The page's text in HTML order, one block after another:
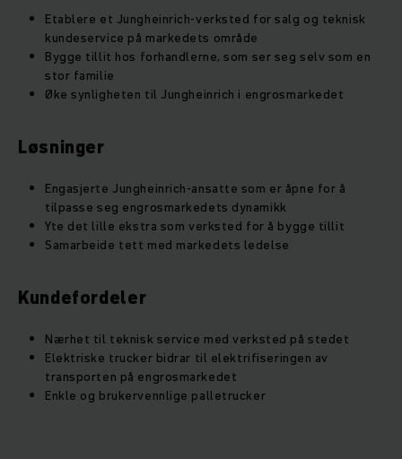
Etablere et Jungheinrich-verksted for salg og teknisk
kundeservice på markedets område
Bygge tillit hos forhandlerne, som ser seg selv som en
stor familie
Øke synligheten til Jungheinrich i engrosmarkedet
Løsninger
Engasjerte Jungheinrich-ansatte som er åpne for å
tilpasse seg engrosmarkedets dynamikk
Yte det lille ekstra som verksted for å bygge tillit
Samarbeide tett med markedets ledelse
Kundefordeler
Nærhet til teknisk service med verksted på stedet
Elektriske trucker bidrar til elektrifiseringen av
transporten på engrosmarkedet
Enkle og brukervennlige palletrucker